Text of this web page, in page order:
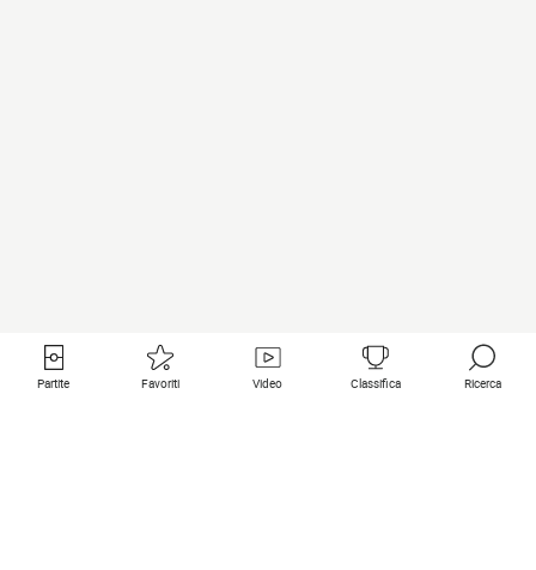
Partite Favoriti Video Classifica Ricerca